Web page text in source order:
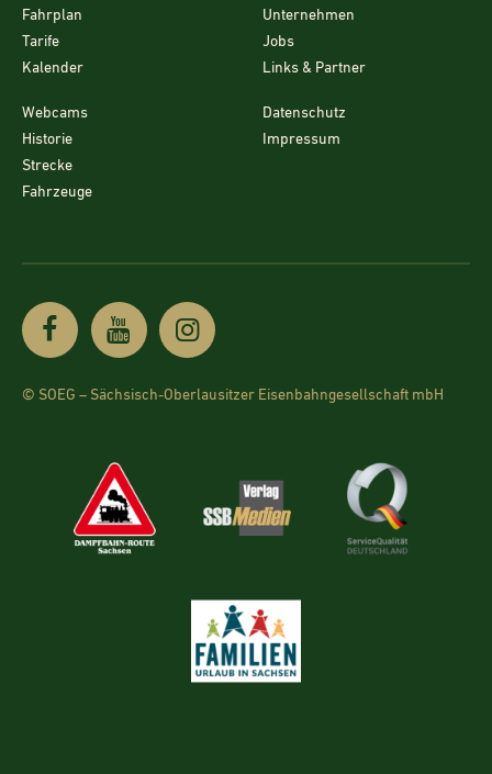
Fahrplan
Tarife
Kalender
Unternehmen
Jobs
Links & Partner
Webcams
Historie
Strecke
Fahrzeuge
Datenschutz
Impressum
© SOEG – Sächsisch-Oberlausitzer Eisenbahngesellschaft mbH